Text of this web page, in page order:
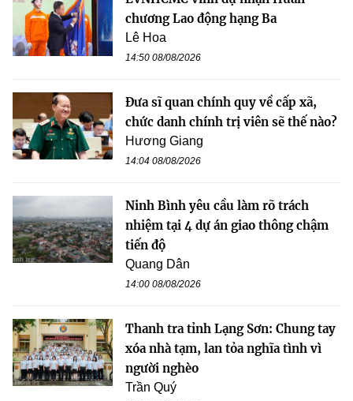
chương Lao động hạng Ba
Lê Hoa
14:50 08/08/2026
Đưa sĩ quan chính quy về cấp xã,
chức danh chính trị viên sẽ thế nào?
Hương Giang
14:04 08/08/2026
Ninh Bình yêu cầu làm rõ trách
nhiệm tại 4 dự án giao thông chậm
tiến độ
Quang Dân
14:00 08/08/2026
Thanh tra tỉnh Lạng Sơn: Chung tay
xóa nhà tạm, lan tỏa nghĩa tình vì
người nghèo
Trần Quý